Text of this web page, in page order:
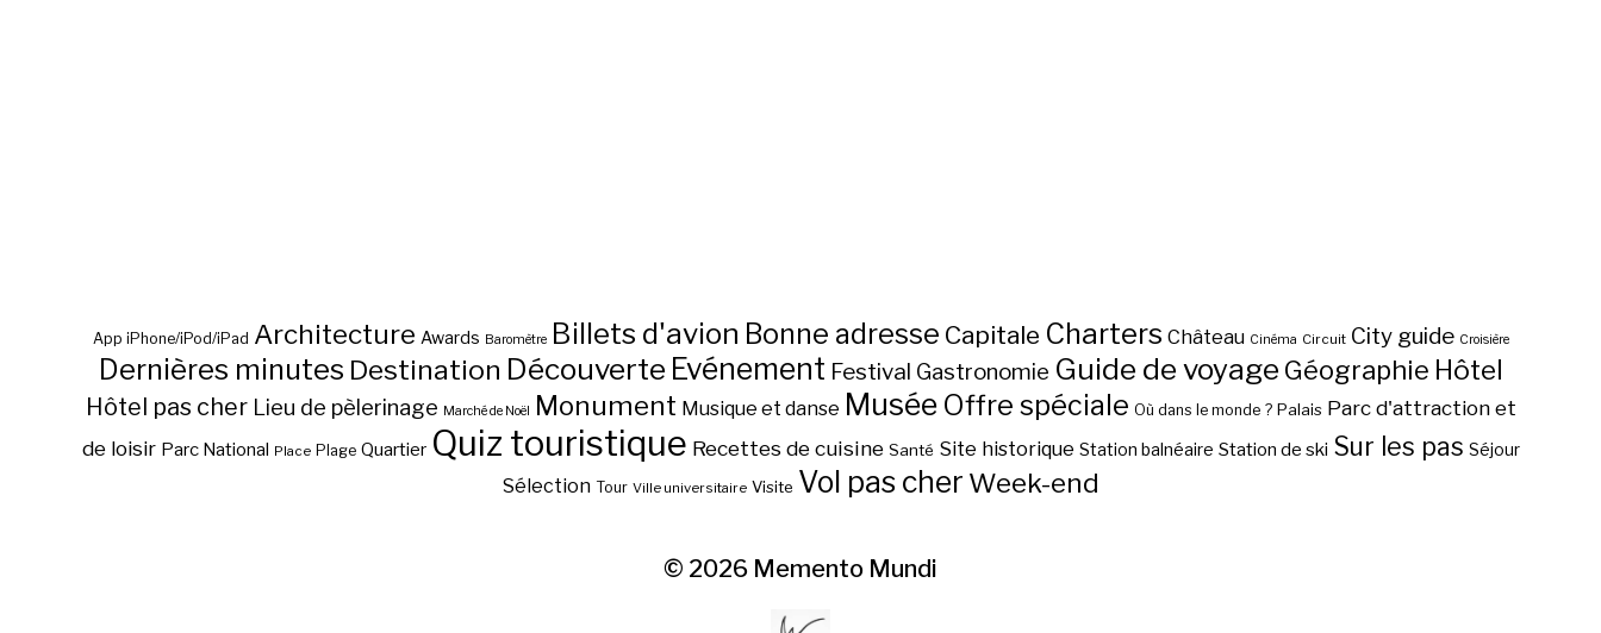
App iPhone/iPod/iPad Architecture Awards Baromètre Billets d'avion Bonne adresse Capitale Charters Château Cinéma Circuit City guide Croisière
Dernières minutes Destination Découverte Evénement Festival Gastronomie Guide de voyage Géographie Hôtel
Hôtel pas cher Lieu de pèlerinage Marché de Noël Monument Musique et danse Musée Offre spéciale Où dans le monde ? Palais Parc d'attraction et
de loisir Parc National Place Plage Quartier Quiz touristique Recettes de cuisine Santé Site historique Station balnéaire Station de ski Sur les pas Séjour
Sélection Tour Ville universitaire Visite Vol pas cher Week-end
© 2026 Memento Mundi